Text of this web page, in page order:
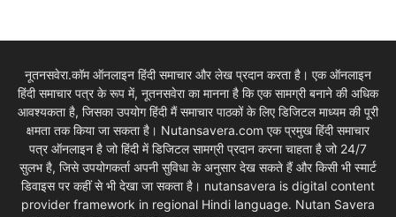
नूतनसवेरा.कॉम ऑनलाइन हिंदी समाचार और लेख प्रदान करता है। एक ऑनलाइन
हिंदी समाचार पत्र के रूप में, नूतनसवेरा का मानना है कि एक सामग्री बनाने की अधिक
आवश्यकता है, जिसका उपयोग हिंदी मैं समाचार पाठकों के लिए डिजिटल माध्यम की पूरी
क्षमता तक किया जा सकता है। Nutansavera.com एक प्रमुख हिंदी समाचार
पत्र ऑनलाइन है जो हिंदी में डिजिटल सामग्री प्रदान करना चाहता है जो 24/7
सुलभ है, जिसे उपयोगकर्ता अपनी सुविधा के अनुसार देख सकते हैं और किसी भी स्मार्ट
डिवाइस पर कहीं से भी देखा जा सकता है। nutansavera is digital content
provider framework in regional Hindi language. Nutan Savera